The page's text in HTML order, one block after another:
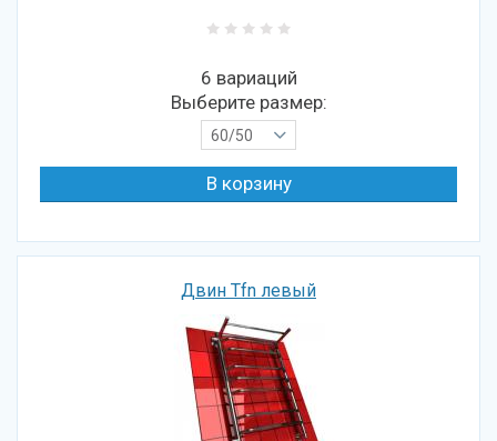
6 вариаций
Выберите размер:
60/50
Двин Tfn левый